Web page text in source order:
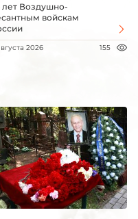
лет Воздушно-
войскам
2026 155